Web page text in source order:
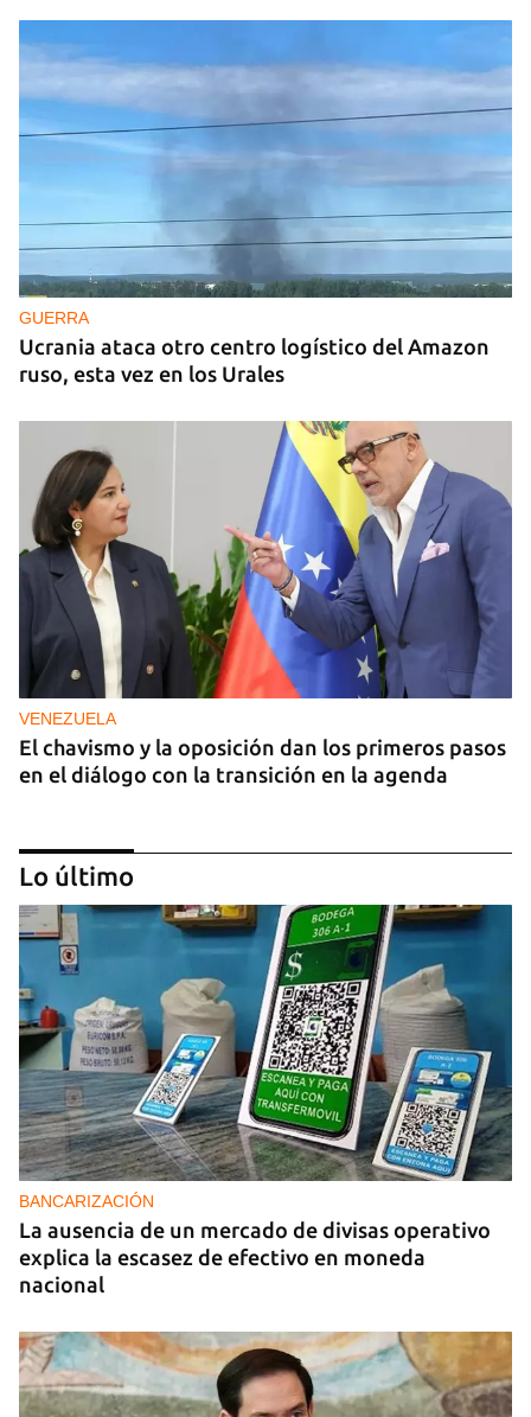
GUERRA
Ucrania ataca otro centro logístico del Amazon
ruso, esta vez en los Urales
VENEZUELA
El chavismo y la oposición dan los primeros pasos
en el diálogo con la transición en la agenda
NICARAGUA
EE UU propone a la OEA convocar a los
cancilleres para "tomar medidas" contra las
decisiones de Ortega
Lo último
BANCARIZACIÓN
La ausencia de un mercado de divisas operativo
explica la escasez de efectivo en moneda
nacional